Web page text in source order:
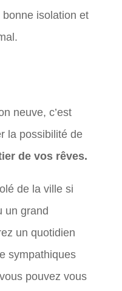
isolation et
neuve, c’est
la possibilité de
de vos rêves.
de la ville si
un grand
un quotidien
sympathiques
pouvez vous